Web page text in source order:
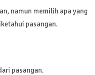
namun memilih apa yang
pasangan.
pasangan.